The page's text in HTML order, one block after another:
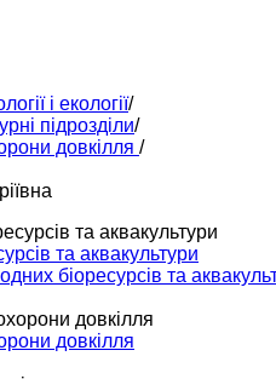
і екології/
підрозділи/
довкілля /
та аквакультури
біоресурсів та
довкілля